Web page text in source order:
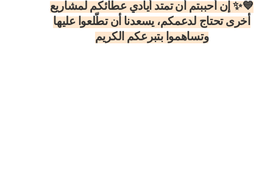
💙✨ إن أحببتم أن تمتد أيادي عطائكم لمشاريع
أخرى تحتاج لدعمكم، يسعدنا أن تطّلعوا عليها
وتساهموا بتبرعكم الكريم